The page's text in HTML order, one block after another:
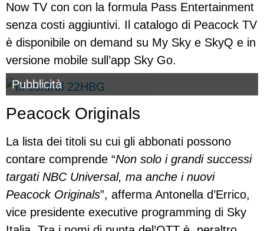
Now TV con con la formula Pass Entertainment
senza costi aggiuntivi. Il catalogo di Peacock TV
è disponibile on demand su My Sky e SkyQ e in
versione mobile sull’app Sky Go.
Pubblicità
Peacock Originals
La lista dei titoli su cui gli abbonati possono
contare comprende “Non solo i grandi successi
targati NBC Universal, ma anche i nuovi
Peacock Originals”, afferma Antonella d’Errico,
vice presidente executive programming di Sky